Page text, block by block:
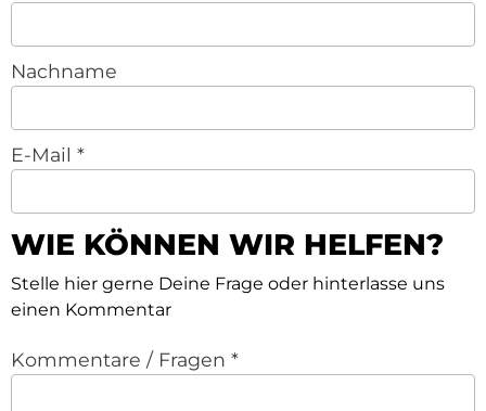
Nachname
E-Mail *
WIE KÖNNEN WIR HELFEN?
Stelle hier gerne Deine Frage oder hinterlasse uns
einen Kommentar
Kommentare / Fragen *